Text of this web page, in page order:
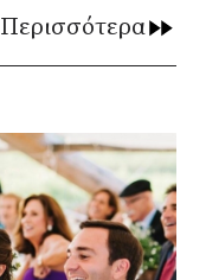
Περισσότερα